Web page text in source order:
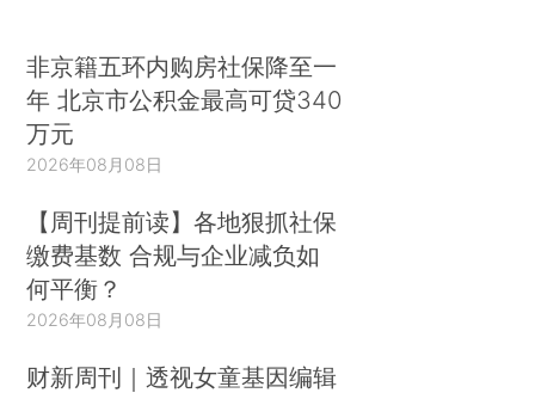
非京籍五环内购房社保降至一
年 北京市公积金最高可贷340
万元
2026年08月08日
【周刊提前读】各地狠抓社保
缴费基数 合规与企业减负如
何平衡？
2026年08月08日
财新周刊｜透视女童基因编辑